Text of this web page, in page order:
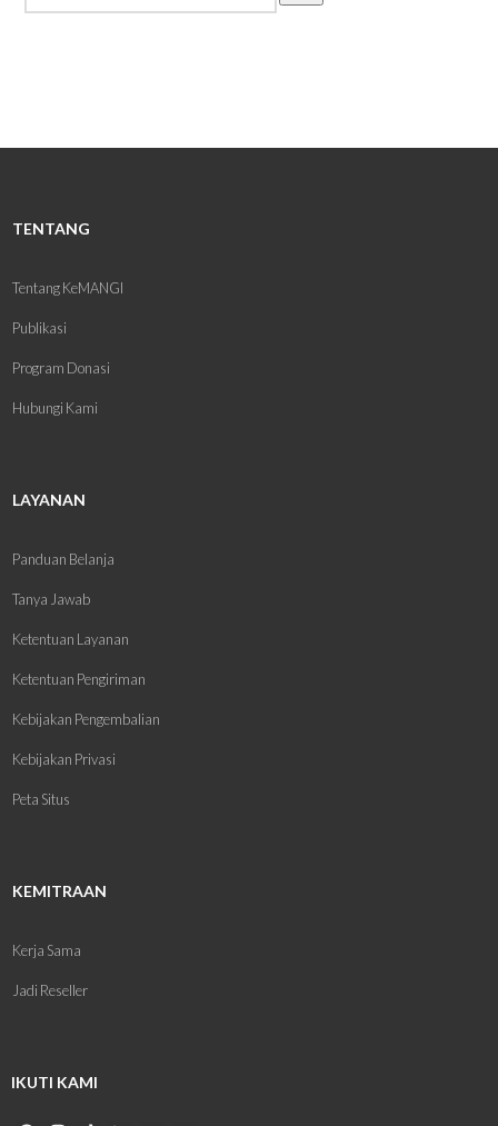
TENTANG
Tentang KeMANGI
Publikasi
Program Donasi
Hubungi Kami
LAYANAN
Panduan Belanja
Tanya Jawab
Ketentuan Layanan
Ketentuan Pengiriman
Kebijakan Pengembalian
Kebijakan Privasi
Peta Situs
KEMITRAAN
Kerja Sama
Jadi Reseller
IKUTI KAMI